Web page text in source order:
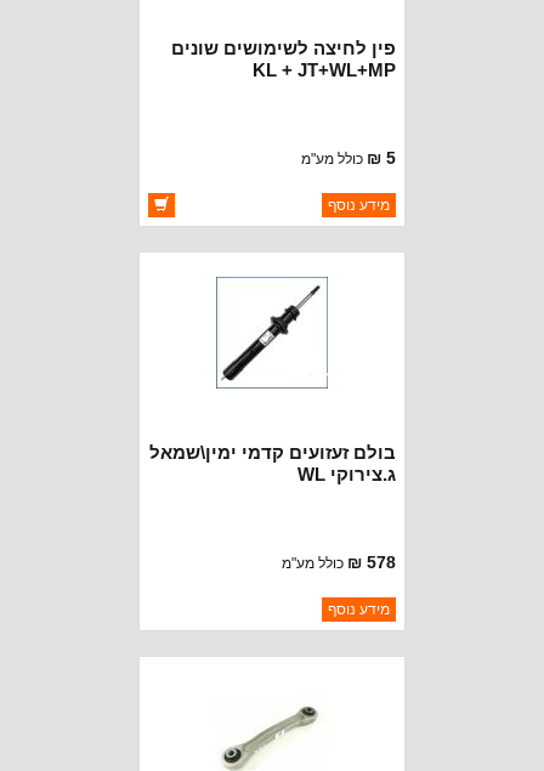
פין לחיצה לשימושים שונים
KL + JT+WL+MP
5 ₪ כולל מע"מ
ברקוד: 6509049AA
יצרן:OAKMAN OFFROAD
מידע נוסף
בולם זעזועים קדמי ימין\שמאל
ג.צירוקי WL
578 ₪ כולל מע"מ
ברקוד: 68577842AE
יצרן:OAKMAN OFFROAD
מידע נוסף